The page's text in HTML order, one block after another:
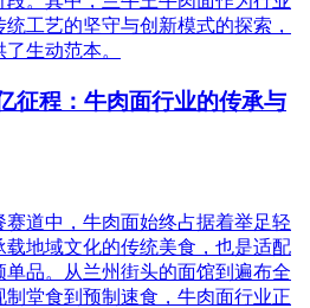
工艺的坚守与创新模式的探索，
生动范本。
征程：牛肉面行业的传承与
赛道中，牛肉面始终占据着举足轻
载地域文化的传统美食，也是适配
品。从兰州街头的面馆到遍布全
制堂食到预制速食，牛肉面行业正